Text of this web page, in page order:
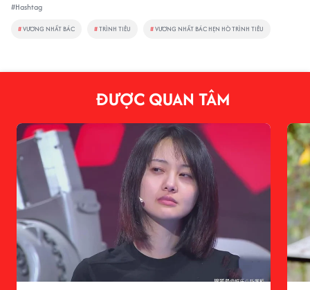
#Hashtag
#VƯƠNG NHẤT BÁC #TRÌNH TIÊU #VƯƠNG NHẤT BÁC HẸN HÒ TRÌNH TIÊU
ĐƯỢC QUAN TÂM